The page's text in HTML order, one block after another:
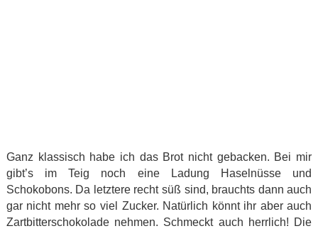
Ganz klassisch habe ich das Brot nicht gebacken. Bei mir
gibt’s im Teig noch eine Ladung Haselnüsse und
Schokobons. Da letztere recht süß sind, brauchts dann auch
gar nicht mehr so viel Zucker. Natürlich könnt ihr aber auch
Zartbitterschokolade nehmen. Schmeckt auch herrlich! Die